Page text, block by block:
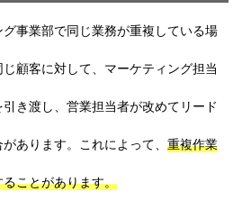
事業部で同じ業務が重複している場
顧客に対して、マーケティング担当
き渡し、営業担当者が改めてリード
あります。これによって、 重複作業
ことがあります。